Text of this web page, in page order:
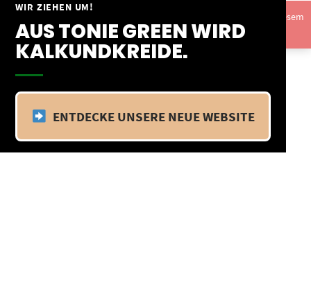
WIR ZIEHEN UM!
AUS TONIE GREEN WIRD
KALKUNDKREIDE.
ENTDECKE UNSERE NEUE WEBSITE
Springe
Inhalt
Vom 09.04.25 - 20.04.25 befinden wir uns im Betriebsurlaub. In diesem
Zeitraum findet kein Versand statt.Ausblenden